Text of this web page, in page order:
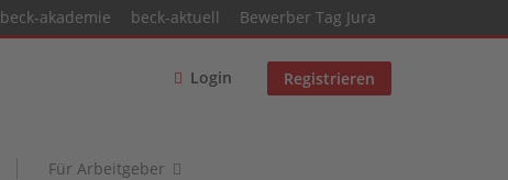
beck-akademie beck-aktuell Bewerber Tag Jura
Login Registrieren
Für Arbeitgeber